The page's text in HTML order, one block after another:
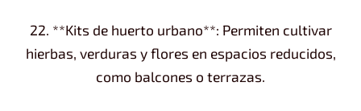
22. **Kits de huerto urbano**: Permiten cultivar
hierbas, verduras y flores en espacios reducidos,
como balcones o terrazas.